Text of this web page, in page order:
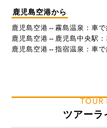
鹿児島空港から
鹿児島空港⇔霧島温泉：車で
鹿児島空港⇔鹿児島中央駅：
鹿児島空港⇔指宿温泉：車で
TOUR
ツアーラ